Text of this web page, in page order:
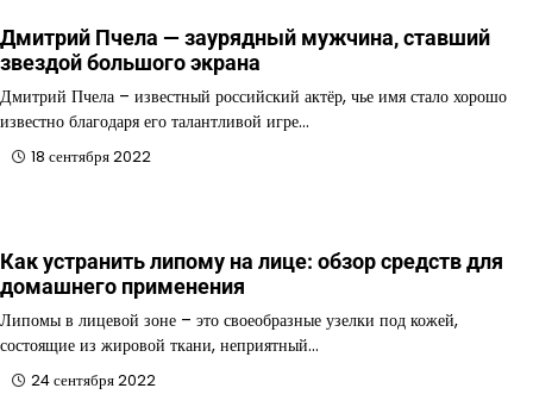
Дмитрий Пчела — заурядный мужчина, ставший
звездой большого экрана
Дмитрий Пчела – известный российский актёр, чье имя стало хорошо
известно благодаря его талантливой игре…
18 сентября 2022
Как устранить липому на лице: обзор средств для
домашнего применения
Липомы в лицевой зоне – это своеобразные узелки под кожей,
состоящие из жировой ткани, неприятный…
24 сентября 2022